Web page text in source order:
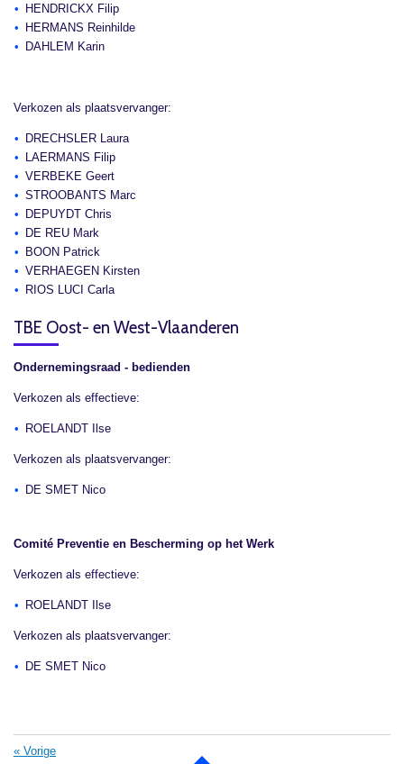
HENDRICKX Filip
HERMANS Reinhilde
DAHLEM Karin
Verkozen als plaatsvervanger:
DRECHSLER Laura
LAERMANS Filip
VERBEKE Geert
STROOBANTS Marc
DEPUYDT Chris
DE REU Mark
BOON Patrick
VERHAEGEN Kirsten
RIOS LUCI Carla
TBE Oost- en West-Vlaanderen
Ondernemingsraad - bedienden
Verkozen als effectieve:
ROELANDT Ilse
Verkozen als plaatsvervanger:
DE SMET Nico
Comité Preventie en Bescherming op het Werk
Verkozen als effectieve:
ROELANDT Ilse
Verkozen als plaatsvervanger:
DE SMET Nico
« Vorige